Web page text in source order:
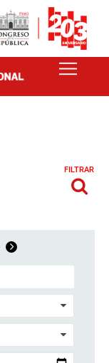
FILTRAR